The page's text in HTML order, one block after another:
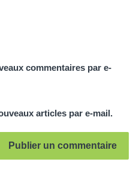
commentaires par e-
articles par e-mail.